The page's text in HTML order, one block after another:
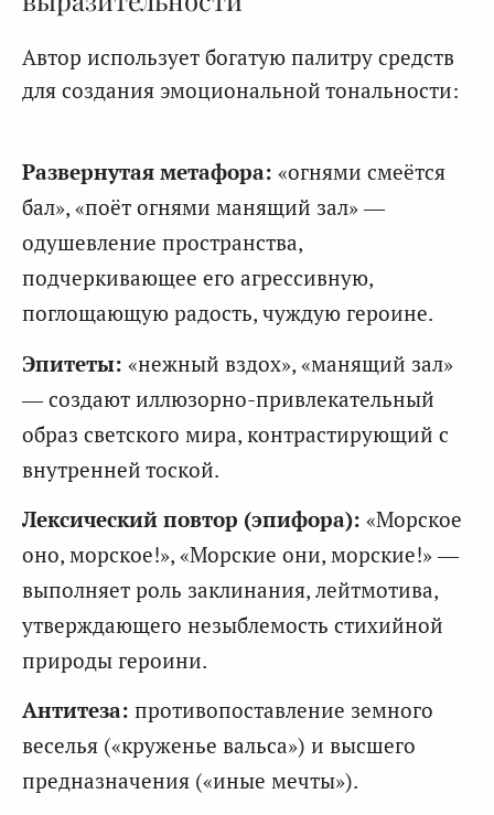
Автор использует богатую палитру средств
для создания эмоциональной тональности:
Развернутая метафора: «огнями смеётся
бал», «поёт огнями манящий зал» —
одушевление пространства,
подчеркивающее его агрессивную,
поглощающую радость, чуждую героине.
Эпитеты: «нежный вздох», «манящий зал»
— создают иллюзорно-привлекательный
образ светского мира, контрастирующий с
внутренней тоской.
Лексический повтор (эпифора): «Морское
оно, морское!», «Морские они, морские!» —
выполняет роль заклинания, лейтмотива,
утверждающего незыблемость стихийной
природы героини.
Антитеза: противопоставление земного
веселья («круженье вальса») и высшего
предназначения («иные мечты»).